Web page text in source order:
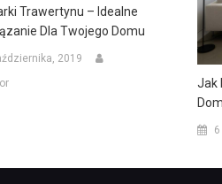
Trawertynu – Idealne
Dla Twojego Domu
2019
Jak